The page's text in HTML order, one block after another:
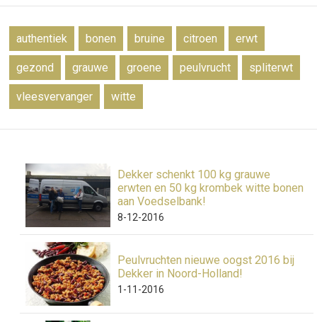
authentiek bonen bruine citroen erwt
gezond grauwe groene peulvrucht spliterwt
vleesvervanger witte
Dekker schenkt 100 kg grauwe
erwten en 50 kg krombek witte bonen
aan Voedselbank!
8-12-2016
Peulvruchten nieuwe oogst 2016 bij
Dekker in Noord-Holland!
1-11-2016